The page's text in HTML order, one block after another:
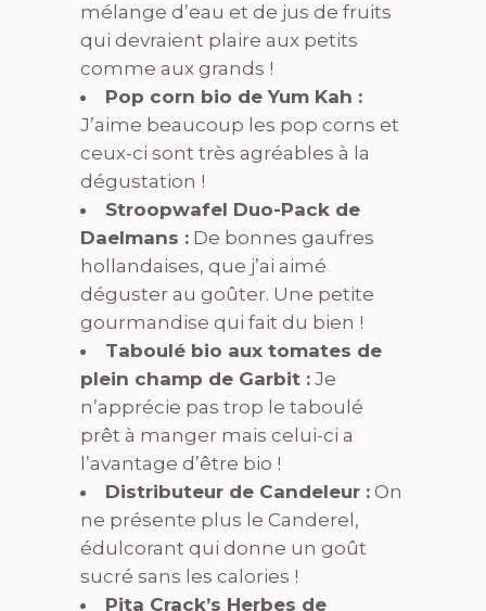
mélange d’eau et de jus de fruits
qui devraient plaire aux petits
comme aux grands !
Pop corn bio de Yum Kah :
J’aime beaucoup les pop corns et
ceux-ci sont très agréables à la
dégustation !
Stroopwafel Duo-Pack de
Daelmans : De bonnes gaufres
hollandaises, que j’ai aimé
déguster au goûter. Une petite
gourmandise qui fait du bien !
Taboulé bio aux tomates de
plein champ de Garbit : Je
n’apprécie pas trop le taboulé
prêt à manger mais celui-ci a
l’avantage d’être bio !
Distributeur de Candeleur : On
ne présente plus le Canderel,
édulcorant qui donne un goût
sucré sans les calories !
Pita Crack’s Herbes de